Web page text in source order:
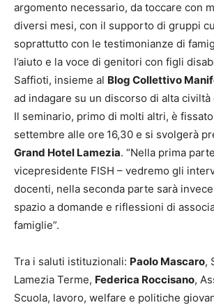
argomento necessario, da toccare con
diversi mesi, con il supporto di gruppi
soprattutto con le testimonianze di
l’aiuto e la voce di genitori con figli
Saffioti, insieme al Blog Collettivo
ad indagare su un discorso di alta civiltà
Il seminario, primo di molti altri, è
settembre alle ore 16,30 e si svolgerà
Grand Hotel Lamezia. “Nella prima
vicepresidente FISH – vedremo gli
docenti, nella seconda parte sarà
spazio a domande e riflessioni di
famiglie”.
Tra i saluti istituzionali: Paolo Mascaro,
Lamezia Terme, Federica Roccisano,
Scuola, lavoro, welfare e politiche